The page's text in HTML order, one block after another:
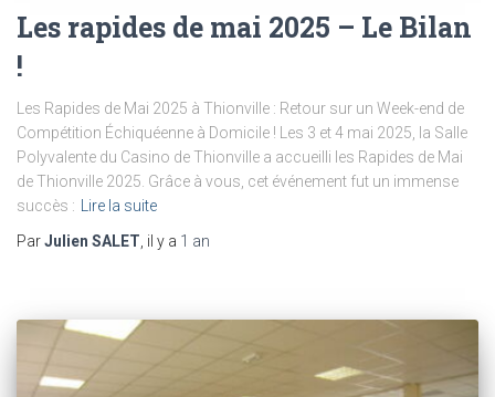
Les rapides de mai 2025 – Le Bilan
!
Les Rapides de Mai 2025 à Thionville : Retour sur un Week-end de
Compétition Échiquéenne à Domicile ! Les 3 et 4 mai 2025, la Salle
Polyvalente du Casino de Thionville a accueilli les Rapides de Mai
de Thionville 2025. Grâce à vous, cet événement fut un immense
succès :
Lire la suite
ParJulien SALET , il y a 1 an